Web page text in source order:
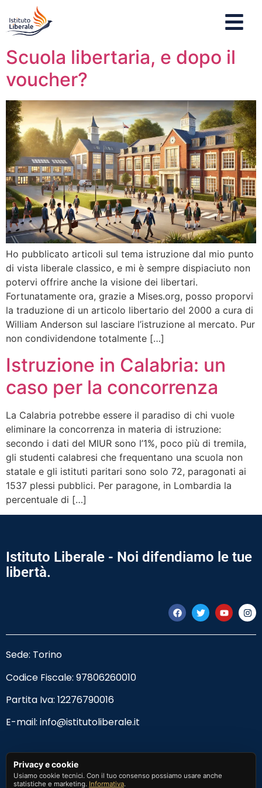
Scuola libertaria, e dopo il
voucher?
Ho pubblicato articoli sul tema istruzione dal mio punto
di vista liberale classico, e mi è sempre dispiaciuto non
potervi offrire anche la visione dei libertari.
Fortunatamente ora, grazie a Mises.org, posso proporvi
la traduzione di un articolo libertario del 2000 a cura di
William Anderson sul lasciare l’istruzione al mercato. Pur
non condividendone totalmente […]
Istruzione in Calabria: un
caso per la concorrenza
La Calabria potrebbe essere il paradiso di chi vuole
eliminare la concorrenza in materia di istruzione:
secondo i dati del MIUR sono l’1%, poco più di tremila,
gli studenti calabresi che frequentano una scuola non
statale e gli istituti paritari sono solo 72, paragonati ai
1537 plessi pubblici. Per paragone, in Lombardia la
percentuale di […]
Istituto Liberale - Noi difendiamo le tue
libertà.
Sede: Torino
Codice Fiscale: 97806260010
Partita Iva: 12276790016
E-mail: info@istitutoliberale.it
Privacy Policy
Privacy e cookie
Usiamo cookie tecnici. Con il tuo consenso possiamo usare anche
statistiche e marketing. Informativa.